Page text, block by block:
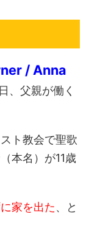
/ Anna
、父親が働く
ト教会で聖歌
本名）が11歳
家を出た、と